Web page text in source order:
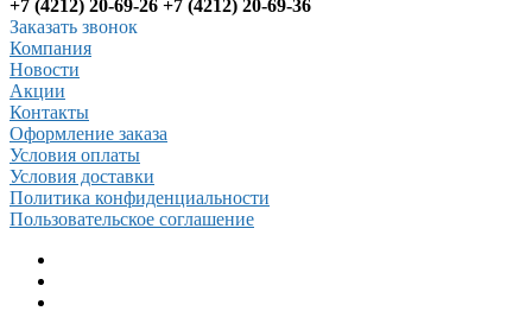
+7 (4212) 20-69-26 +7 (4212) 20-69-36
Заказать звонок
Компания
Новости
Акции
Контакты
Оформление заказа
Условия оплаты
Условия доставки
Политика конфиденциальности
Пользовательское соглашение